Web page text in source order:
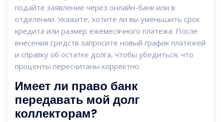
подайте заявление через онлайн-банк или в
отделении. Укажите, хотите ли вы уменьшить срок
кредита или размер ежемесячного платежа. После
внесения средств запросите новый график платежей
и справку об остатке долга, чтобы убедиться, что
проценты пересчитаны корректно.
Имеет ли право банк
передавать мой долг
коллекторам?